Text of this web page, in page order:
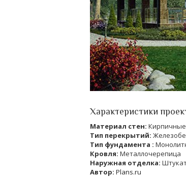
Характеристики
Материал стен:
Тип перекрытий:
Тип фундамента :
Кровля: Металлочерепица
Наружная отделка:
Автор: Plans.ru